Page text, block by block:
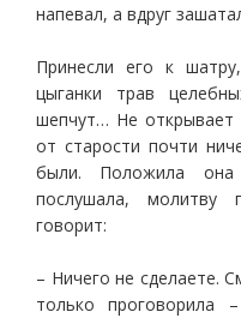
напевал, а вдруг
Принесли его к
цыганки трав
шепчут… Не
от старости почти
были. Положила
послушала, молитву
говорит:
– Ничего не сделаете.
только проговорила